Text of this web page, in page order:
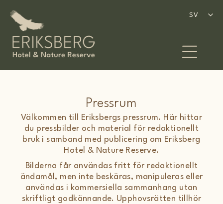
innehåll
Pressrum
Välkommen till Eriksbergs pressrum. Här hittar
du pressbilder och material för redaktionellt
bruk i samband med publicering om Eriksberg
Hotel & Nature Reserve.
Bilderna får användas fritt för redaktionellt
ändamål, men inte beskäras, manipuleras eller
användas i kommersiella sammanhang utan
skriftligt godkännande. Upphovsrätten tillhör
SV
SV